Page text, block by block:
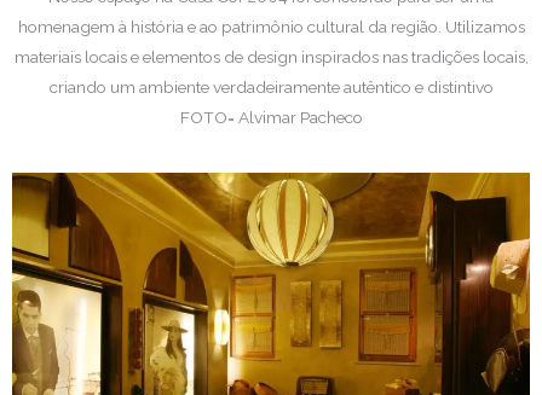
homenagem à história e ao patrimônio cultural da região. Utilizamos
materiais locais e elementos de design inspirados nas tradições locais,
criando um ambiente verdadeiramente autêntico e distintivo
FOTO= Alvimar Pacheco